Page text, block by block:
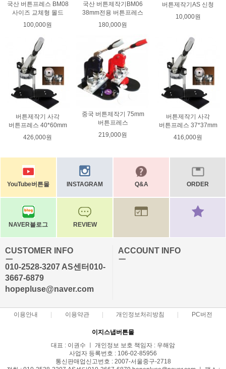
국산 버튼프레스 BM08
사이즈 교체형 몰드
100,000원
국산 버튼제작기BM06
38mm전용 버튼프레스
180,000원
버튼제작기AS 신청
10,000원
버튼제작기 사각
버튼프레스 40*60mm
426,000원
중국 버튼제작기 75mm
버튼프레스
219,000원
버튼제작기 사각
버튼프레스 37*37mm
416,000원
YouTube버튼몰 INSTAGRAM Q&A ORDER
NAVER블로그 REVIEW
CUSTOMER INFO
ㅡ
010-2528-3207 AS센터010-
3667-6879
hopepluse@naver.com
ACCOUNT INFO
ㅡ
이용안내 이용약관 개인정보처리방침 PC버전
이지스냅버튼몰
대표 : 이권수 ㅣ 개인정보 보호 책임자 : 우해암
사업자 등록번호 : 106-02-85956
통신판매업신고번호 : 2007-서울중구-2718